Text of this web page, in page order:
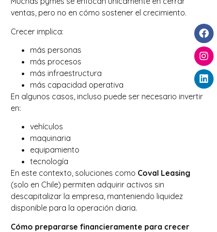
ventas, pero no en cómo sostener el crecimiento.
Crecer implica:
más personas
más procesos
más infraestructura
más capacidad operativa
En algunos casos, incluso puede ser necesario invertir
en:
vehículos
maquinaria
equipamiento
tecnología
En este contexto, soluciones como Coval Leasing
(solo en Chile) permiten adquirir activos sin
descapitalizar la empresa, manteniendo liquidez
disponible para la operación diaria.
Cómo prepararse financieramente para crecer